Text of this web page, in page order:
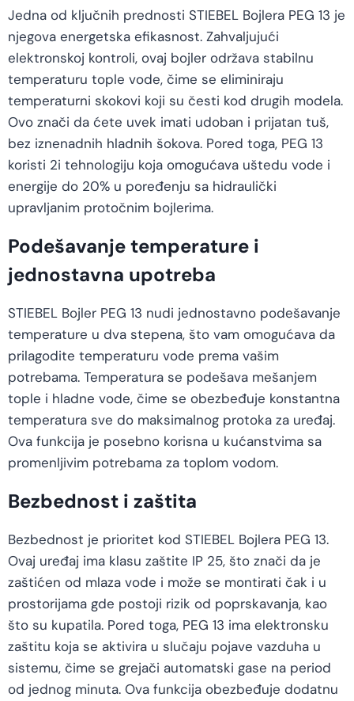
Jedna od ključnih prednosti STIEBEL Bojlera PEG 13 je
njegova energetska efikasnost. Zahvaljujući
elektronskoj kontroli, ovaj bojler održava stabilnu
temperaturu tople vode, čime se eliminiraju
temperaturni skokovi koji su česti kod drugih modela.
Ovo znači da ćete uvek imati udoban i prijatan tuš,
bez iznenadnih hladnih šokova. Pored toga, PEG 13
koristi 2i tehnologiju koja omogućava uštedu vode i
energije do 20% u poređenju sa hidraulički
upravljanim protočnim bojlerima.
Podešavanje temperature i
jednostavna upotreba
STIEBEL Bojler PEG 13 nudi jednostavno podešavanje
temperature u dva stepena, što vam omogućava da
prilagodite temperaturu vode prema vašim
potrebama. Temperatura se podešava mešanjem
tople i hladne vode, čime se obezbeđuje konstantna
temperatura sve do maksimalnog protoka za uređaj.
Ova funkcija je posebno korisna u kućanstvima sa
promenljivim potrebama za toplom vodom.
Bezbednost i zaštita
Bezbednost je prioritet kod STIEBEL Bojlera PEG 13.
Ovaj uređaj ima klasu zaštite IP 25, što znači da je
zaštićen od mlaza vode i može se montirati čak i u
prostorijama gde postoji rizik od poprskavanja, kao
što su kupatila. Pored toga, PEG 13 ima elektronsku
zaštitu koja se aktivira u slučaju pojave vazduha u
sistemu, čime se grejači automatski gase na period
od jednog minuta. Ova funkcija obezbeđuje dodatnu